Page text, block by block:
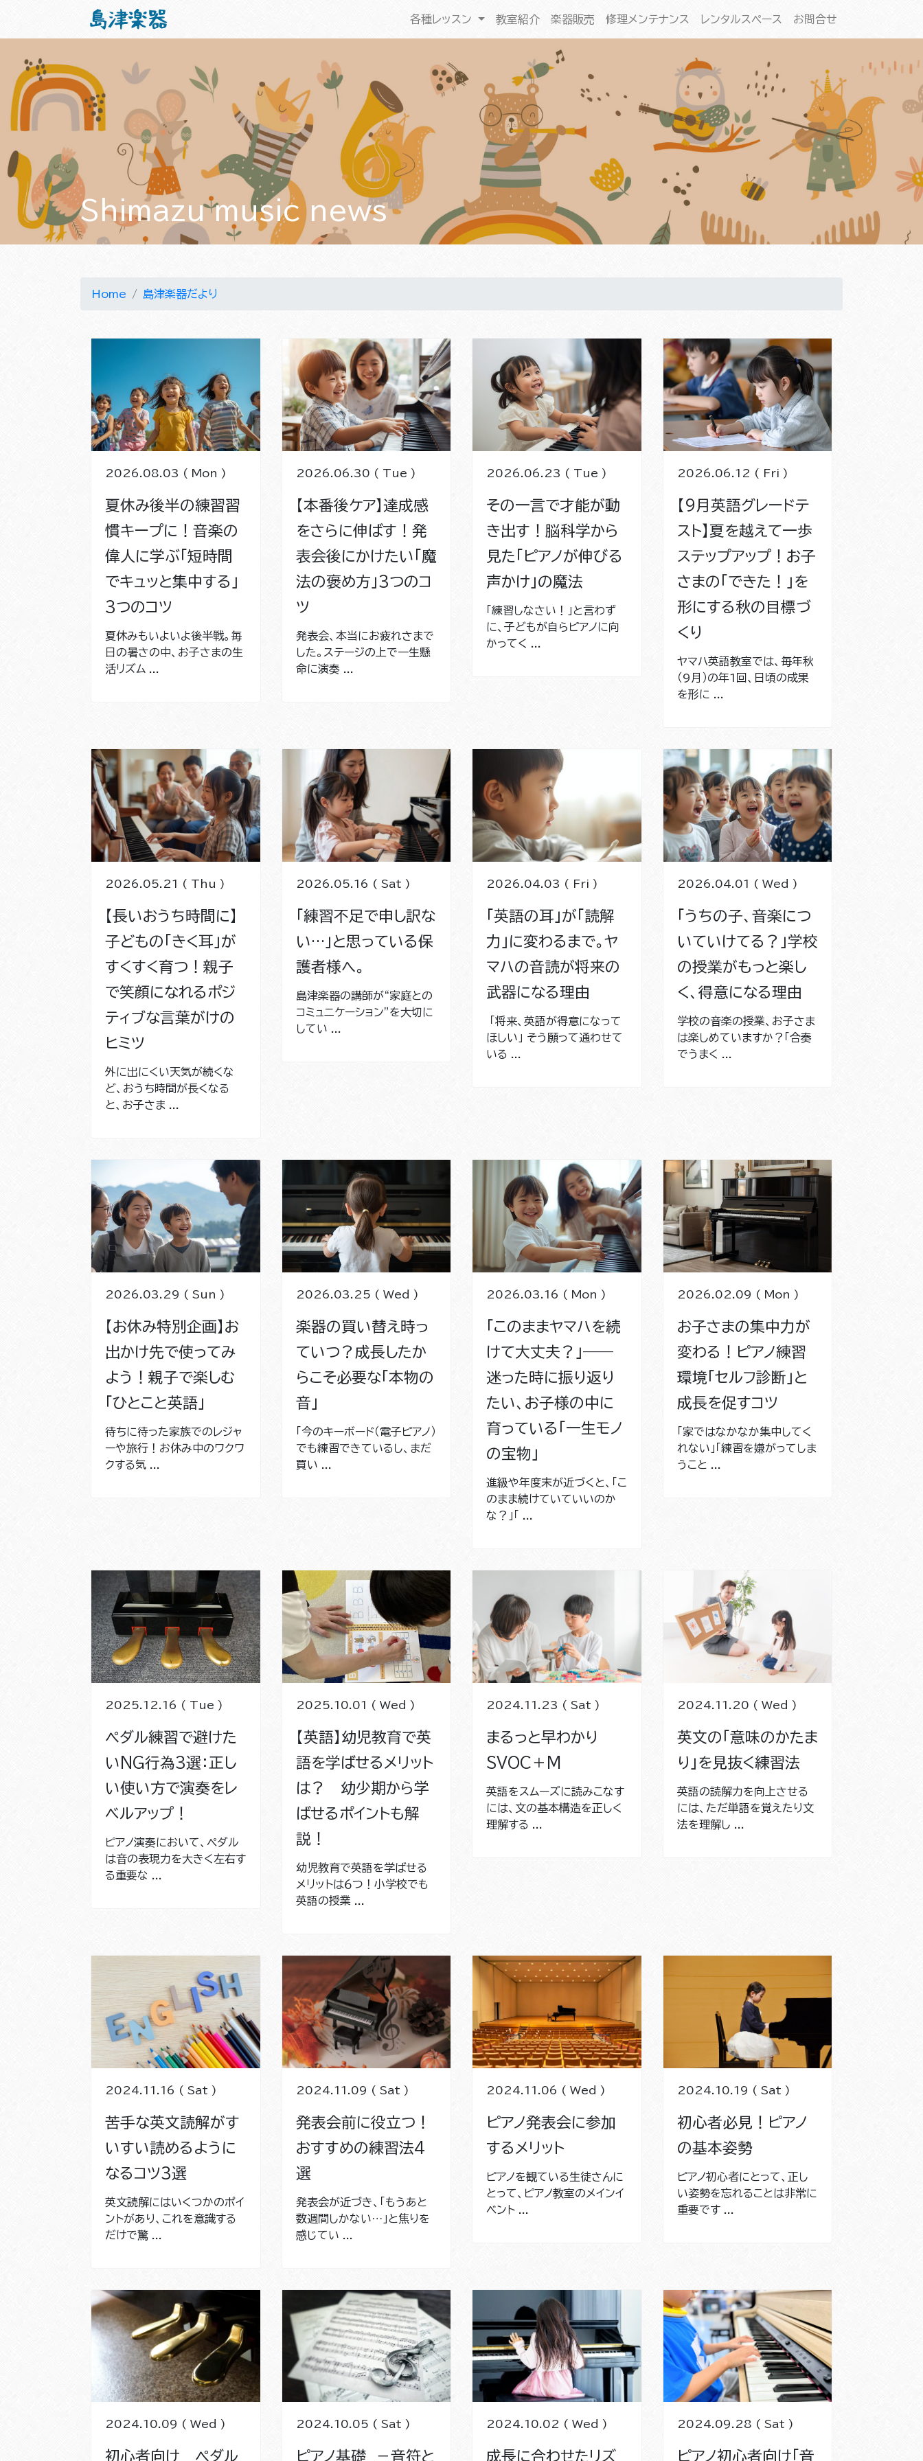
各種レッスン 教室紹介 楽器販売 修理メンテナンス レンタルスペース お問合せ
Shimazu music news
Home 島津楽器だより
2026.08.03 ( Mon )
夏休み後半の練習習
慣キープに！音楽の
偉人に学ぶ「短時間
でキュッと集中する」
3つのコツ
夏休みもいよいよ後半戦。毎
日の暑さの中、お子さまの生
活リズム ...
2026.06.30 ( Tue )
【本番後ケア】達成感
をさらに伸ばす！発
表会後にかけたい「魔
法の褒め方」3つのコ
ツ
発表会、本当にお疲れさまで
した。ステージの上で一生懸
命に演奏 ...
2026.06.23 ( Tue )
その一言で才能が動
き出す！脳科学から
見た「ピアノが伸びる
声かけ」の魔法
「練習しなさい！」と言わず
に、子どもが自らピアノに向
かってく ...
2026.06.12 ( Fri )
【9月英語グレードテ
スト】夏を越えて一歩
ステップアップ！お子
さまの「できた！」を
形にする秋の目標づ
くり
ヤマハ英語教室では、毎年秋
（9月）の年1回、日頃の成果
を形に ...
2026.05.21 ( Thu )
【長いおうち時間に】
子どもの「きく耳」が
すくすく育つ！親子
で笑顔になれるポジ
ティブな言葉がけの
ヒミツ
外に出にくい天気が続くな
ど、おうち時間が長くなる
と、お子さま ...
2026.05.16 ( Sat )
「練習不足で申し訳な
い…」と思っている保
護者様へ。
島津楽器の講師が“家庭との
コミュニケーション”を大切に
してい ...
2026.04.03 ( Fri )
「英語の耳」が「読解
力」に変わるまで。ヤ
マハの音読が将来の
武器になる理由
「将来、英語が得意になって
ほしい」 そう願って通わせて
いる ...
2026.04.01 ( Wed )
「うちの子、音楽につ
いていけてる？」学校
の授業がもっと楽し
く、得意になる理由
学校の音楽の授業、お子さま
は楽しめていますか？「合奏
でうまく ...
2026.03.29 ( Sun )
【お休み特別企画】お
出かけ先で使ってみ
よう！親子で楽しむ
「ひとこと英語」
待ちに待った家族でのレジャ
ーや旅行！お休み中のワクワ
クする気 ...
2026.03.25 ( Wed )
楽器の買い替え時っ
ていつ？成長したか
らこそ必要な「本物の
音」
「今のキーボード（電子ピアノ）
でも練習できているし、まだ
買い ...
2026.03.16 ( Mon )
「このままヤマハを続
けて大丈夫？」——
迷った時に振り返り
たい、お子様の中に
育っている「一生モノ
の宝物」
進級や年度末が近づくと、「こ
のまま続けていていいのか
な？」「 ...
2026.02.09 ( Mon )
お子さまの集中力が
変わる！ピアノ練習
環境「セルフ診断」と
成長を促すコツ
「家ではなかなか集中してく
れない」「練習を嫌がってしま
うこと ...
2025.12.16 ( Tue )
ペダル練習で避けた
いNG行為3選：正し
い使い方で演奏をレ
ベルアップ！
ピアノ演奏において、ペダル
は音の表現力を大きく左右す
る重要な ...
2025.10.01 ( Wed )
【英語】幼児教育で英
語を学ばせるメリット
は？ 幼少期から学
ばせるポイントも解
説！
幼児教育で英語を学ばせる
メリットは６つ！小学校でも
英語の授業 ...
2024.11.23 ( Sat )
まるっと早わかり
SVOC＋M
英語をスムーズに読みこなす
には、文の基本構造を正しく
理解する ...
2024.11.20 ( Wed )
英文の「意味のかたま
り」を見抜く練習法
英語の読解力を向上させる
には、ただ単語を覚えたり文
法を理解し ...
2024.11.16 ( Sat )
苦手な英文読解がす
いすい読めるように
なるコツ3選
英文読解にはいくつかのポイ
ントがあり、これを意識する
だけで驚 ...
2024.11.09 ( Sat )
発表会前に役立つ！
おすすめの練習法4
選
発表会が近づき、「もうあと
数週間しかない…」と焦りを
感じてい ...
2024.11.06 ( Wed )
ピアノ発表会に参加
するメリット
ピアノを観ている生徒さんに
とって、ピアノ教室のメインイ
ベント ...
2024.10.19 ( Sat )
初心者必見！ピアノ
の基本姿勢
ピアノ初心者にとって、正し
い姿勢を忘れることは非常に
重要です ...
2024.10.09 ( Wed )
初心者向け ペダル
2024.10.05 ( Sat )
ピアノ基礎 －音符と
2024.10.02 ( Wed )
成長に合わせたリズ
2024.09.28 ( Sat )
ピアノ初心者向け「音